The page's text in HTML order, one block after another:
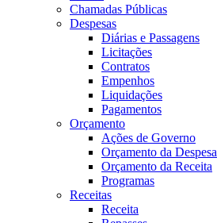
Chamadas Públicas
Despesas
Diárias e Passagens
Licitações
Contratos
Empenhos
Liquidações
Pagamentos
Orçamento
Ações de Governo
Orçamento da Despesa
Orçamento da Receita
Programas
Receitas
Receita